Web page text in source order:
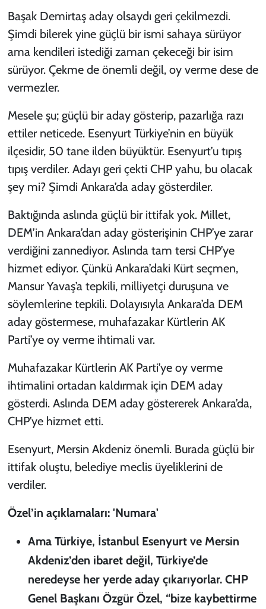
Başak Demirtaş aday olsaydı geri çekilmezdi.
Şimdi bilerek yine güçlü bir ismi sahaya sürüyor
ama kendileri istediği zaman çekeceği bir isim
sürüyor. Çekme de önemli değil, oy verme dese de
vermezler.
Mesele şu; güçlü bir aday gösterip, pazarlığa razı
ettiler neticede. Esenyurt Türkiye’nin en büyük
ilçesidir, 50 tane ilden büyüktür. Esenyurt’u tıpış
tıpış verdiler. Adayı geri çekti CHP yahu, bu olacak
şey mi? Şimdi Ankara’da aday gösterdiler.
Baktığında aslında güçlü bir ittifak yok. Millet,
DEM’in Ankara’dan aday gösterişinin CHP’ye zarar
verdiğini zannediyor. Aslında tam tersi CHP’ye
hizmet ediyor. Çünkü Ankara’daki Kürt seçmen,
Mansur Yavaş’a tepkili, milliyetçi duruşuna ve
söylemlerine tepkili. Dolayısıyla Ankara’da DEM
aday göstermese, muhafazakar Kürtlerin AK
Parti’ye oy verme ihtimali var.
Muhafazakar Kürtlerin AK Parti’ye oy verme
ihtimalini ortadan kaldırmak için DEM aday
gösterdi. Aslında DEM aday göstererek Ankara’da,
CHP’ye hizmet etti.
Esenyurt, Mersin Akdeniz önemli. Burada güçlü bir
ittifak oluştu, belediye meclis üyeliklerini de
verdiler.
Özel’in açıklamaları: 'Numara'
Ama Türkiye, İstanbul Esenyurt ve Mersin
Akdeniz’den ibaret değil, Türkiye’de
neredeyse her yerde aday çıkarıyorlar. CHP
Genel Başkanı Özgür Özel, “bize kaybettirme